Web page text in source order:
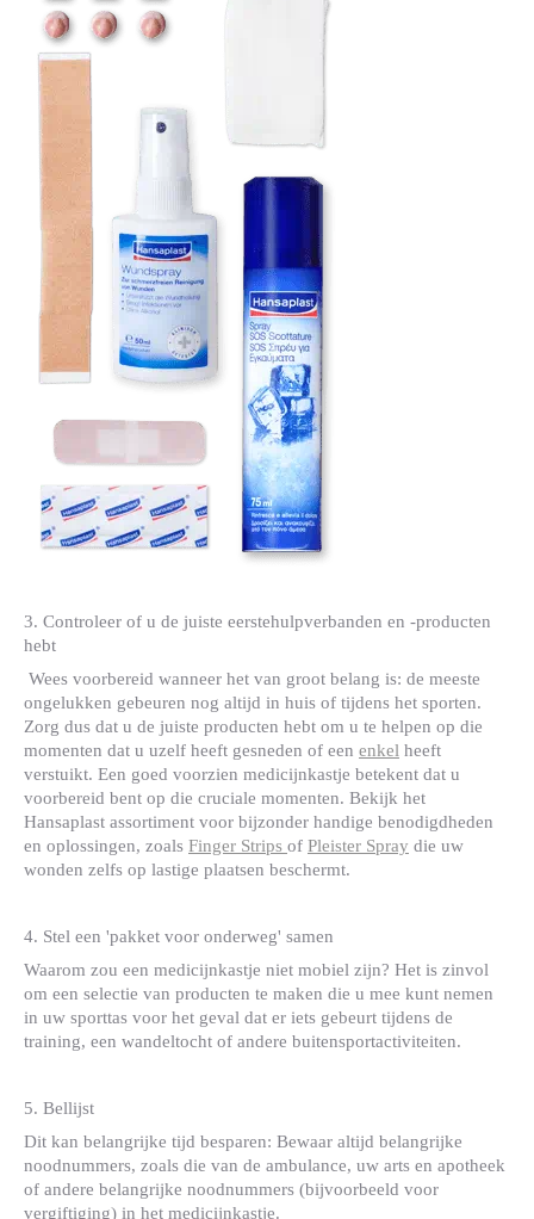
3. Controleer of u de juiste eerstehulpverbanden en -producten
hebt
Wees voorbereid wanneer het van groot belang is: de meeste
ongelukken gebeuren nog altijd in huis of tijdens het sporten.
Zorg dus dat u de juiste producten hebt om u te helpen op die
momenten dat u uzelf heeft gesneden of een enkel heeft
verstuikt. Een goed voorzien medicijnkastje betekent dat u
voorbereid bent op die cruciale momenten. Bekijk het
Hansaplast assortiment voor bijzonder handige benodigdheden
en oplossingen, zoals Finger Strips of Pleister Spray die uw
wonden zelfs op lastige plaatsen beschermt.
4. Stel een 'pakket voor onderweg' samen
Waarom zou een medicijnkastje niet mobiel zijn? Het is zinvol
om een selectie van producten te maken die u mee kunt nemen
in uw sporttas voor het geval dat er iets gebeurt tijdens de
training, een wandeltocht of andere buitensportactiviteiten.
5. Bellijst
Dit kan belangrijke tijd besparen: Bewaar altijd belangrijke
noodnummers, zoals die van de ambulance, uw arts en apotheek
of andere belangrijke noodnummers (bijvoorbeeld voor
vergiftiging) in het medicijnkastje.